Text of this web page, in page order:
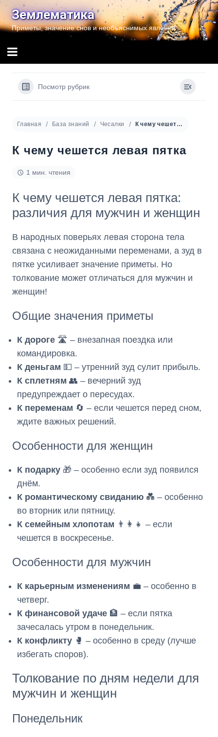
Перейти
содержимому
Землематика
Приметы, значение снов и необъяснимых явлений
Посмотр рубрик
Главная База знаний Чесалки К чему чешется левая пятка
К чему чешется левая пятка
1 мин. чтения
К чему чешется левая пятка:
различия для мужчин и женщин
В народных поверьях левая сторона тела
связана с неожиданными переменами, а зуд в
пятке усиливает значение приметы. Но
толкование может отличаться для мужчин и
женщин!
Общие значения приметы
К дороге 🛣️ – внезапная поездка или
командировка.
К деньгам 💵 – утренний зуд сулит прибыль.
К сплетням 👥 – вечерний зуд
предупреждает о пересудах.
К переменам 🔄 – если чешется перед сном,
ждите важных решений.
Особенности для женщин
К подарку 🎁 – особенно если зуд появился
днём.
К романтическому свиданию 💑 – особенно
во вторник или пятницу.
К семейным хлопотам 👨👩👧 – если
чешется в воскресенье.
Особенности для мужчин
К карьерным изменениям 💼 – особенно в
четверг.
К финансовой удаче 🏦 – если пятка
зачесалась утром в понедельник.
К конфликту 🥊 – особенно в среду (лучше
избегать споров).
Толкование по дням недели для
мужчин и женщин
Понедельник